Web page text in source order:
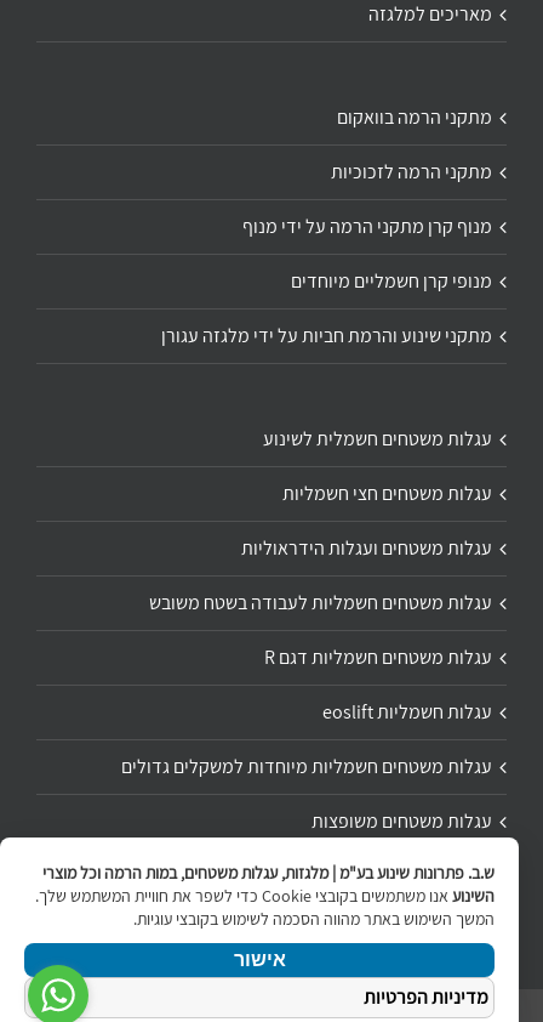
מאריכים למלגזה
מתקני הרמה בוואקום
מתקני הרמה לזכוכיות
מנוף קרן מתקני הרמה על ידי מנוף
מנופי קרן חשמליים מיוחדים
מתקני שינוע והרמת חביות על ידי מלגזה עגורן
עגלות משטחים חשמלית לשינוע
עגלות משטחים חצי חשמליות
עגלות משטחים ועגלות הידראוליות
עגלות משטחים חשמליות לעבודה בשטח משובש
עגלות משטחים חשמליות דגם R
עגלות חשמליות eoslift
עגלות משטחים חשמליות מיוחדות למשקלים גדולים
עגלות משטחים משופצות
תיקון ושיפוץ עגלת משטחים
ש.ב. פתרונות שינוע בע"מ | מלגזות, עגלות משטחים, במות הרמה וכל מוצרי
השינוע
אנו משתמשים בקובצי Cookie כדי לשפר את חוויית המשתמש שלך.
המשך השימוש באתר מהווה הסכמה לשימוש בקובצי עוגיות.
אישור
מדיניות הפרטיות
ניווט